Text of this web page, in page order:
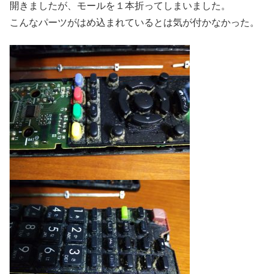
開きましたが、モールを１本折ってしまいました。
こんなパーツがはめ込まれているとは気が付かなかった。